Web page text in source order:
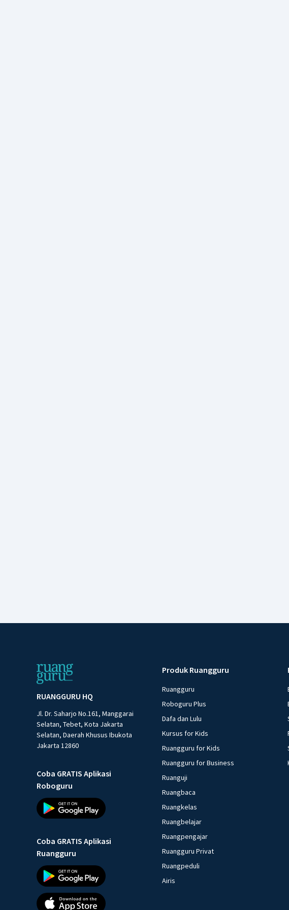
RUANGGURU HQ
Jl. Dr. Saharjo No.161, Manggarai
Selatan, Tebet, Kota Jakarta
Selatan, Daerah Khusus Ibukota
Jakarta 12860
Coba GRATIS Aplikasi
Roboguru
Coba GRATIS Aplikasi
Ruangguru
Produk Ruangguru
Ruangguru
Roboguru Plus
Dafa dan Lulu
Kursus for Kids
Ruangguru for Kids
Ruangguru for Business
Ruanguji
Ruangbaca
Ruangkelas
Ruangbelajar
Ruangpengajar
Ruangguru Privat
Ruangpeduli
Airis